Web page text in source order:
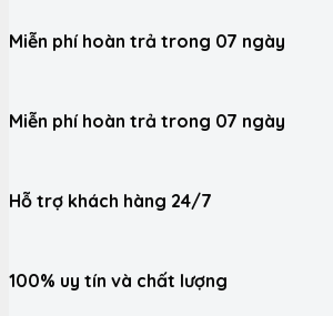
Miễn phí hoàn trả trong 07 ngày
Miễn phí hoàn trả trong 07 ngày
Hỗ trợ khách hàng 24/7
100% uy tín và chất lượng